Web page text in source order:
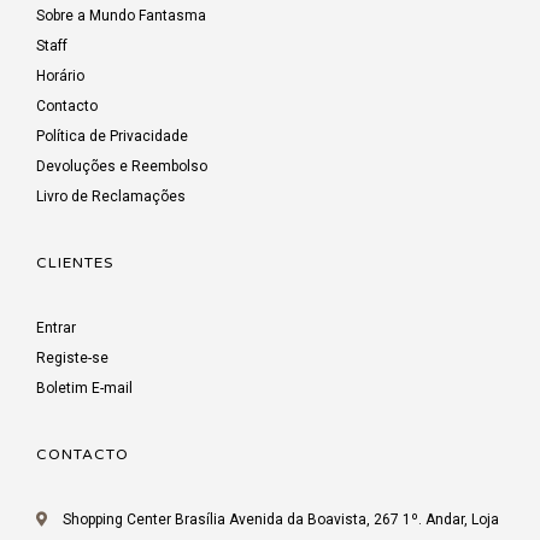
Sobre a Mundo Fantasma
Staff
Horário
Contacto
Política de Privacidade
Devoluções e Reembolso
Livro de Reclamações
CLIENTES
Entrar
Registe-se
Boletim E-mail
CONTACTO
Shopping Center Brasília Avenida da Boavista, 267 1º. Andar, Loja